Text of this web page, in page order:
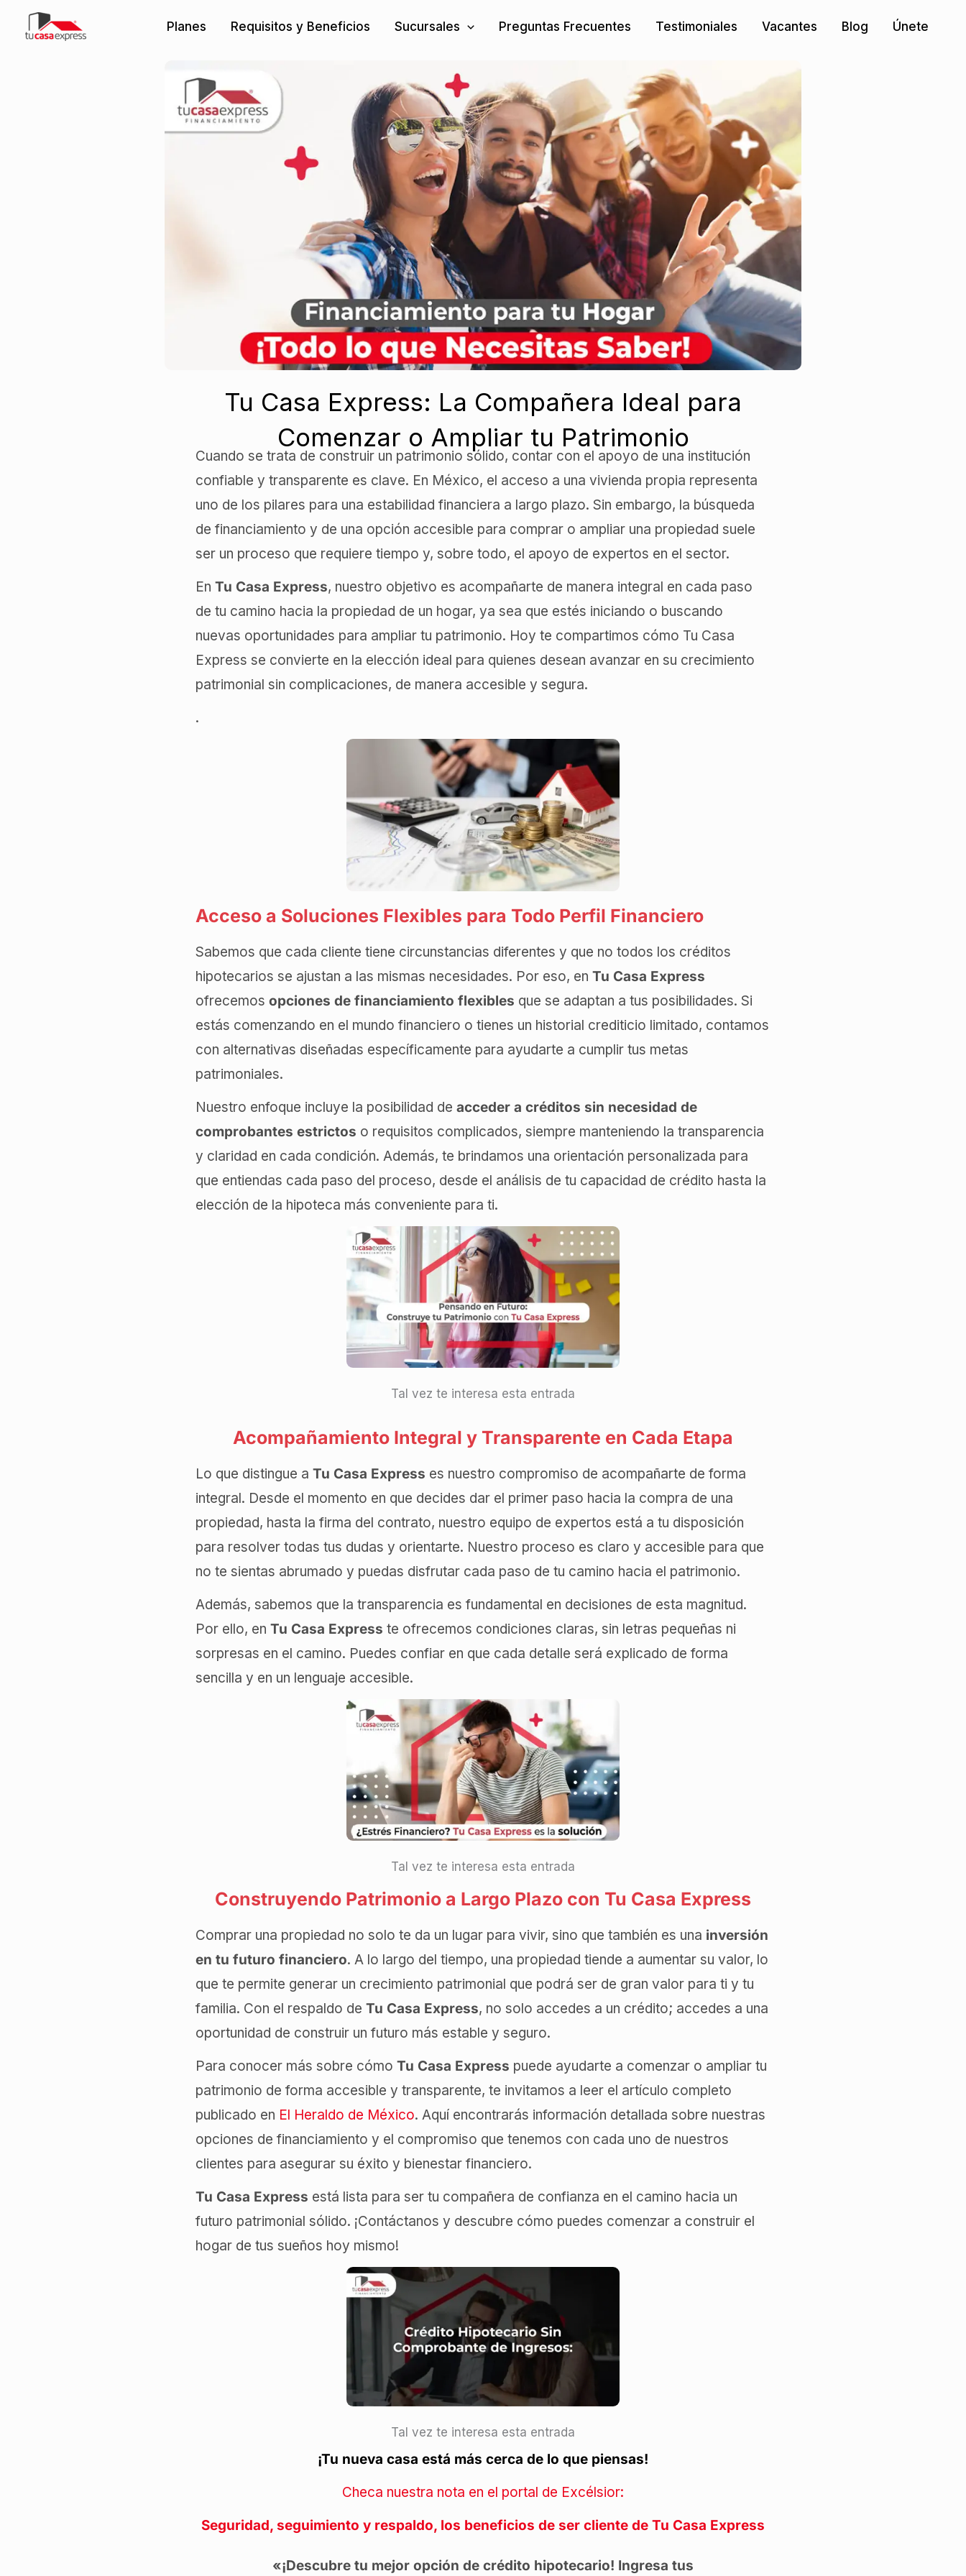
Planes Requisitos y Beneficios Sucursales Preguntas Frecuentes Testimoniales Vacantes Blog Únete
Tu Casa Express: La Compañera Ideal para
Comenzar o Ampliar tu Patrimonio
Cuando se trata de construir un patrimonio sólido, contar con el apoyo de una institución
confiable y transparente es clave. En México, el acceso a una vivienda propia representa
uno de los pilares para una estabilidad financiera a largo plazo. Sin embargo, la búsqueda
de financiamiento y de una opción accesible para comprar o ampliar una propiedad suele
ser un proceso que requiere tiempo y, sobre todo, el apoyo de expertos en el sector.
En Tu Casa Express, nuestro objetivo es acompañarte de manera integral en cada paso
de tu camino hacia la propiedad de un hogar, ya sea que estés iniciando o buscando
nuevas oportunidades para ampliar tu patrimonio. Hoy te compartimos cómo Tu Casa
Express se convierte en la elección ideal para quienes desean avanzar en su crecimiento
patrimonial sin complicaciones, de manera accesible y segura.
.
Acceso a Soluciones Flexibles para Todo Perfil Financiero
Sabemos que cada cliente tiene circunstancias diferentes y que no todos los créditos
hipotecarios se ajustan a las mismas necesidades. Por eso, en Tu Casa Express
ofrecemos opciones de financiamiento flexibles que se adaptan a tus posibilidades. Si
estás comenzando en el mundo financiero o tienes un historial crediticio limitado, contamos
con alternativas diseñadas específicamente para ayudarte a cumplir tus metas
patrimoniales.
Nuestro enfoque incluye la posibilidad de acceder a créditos sin necesidad de
comprobantes estrictos o requisitos complicados, siempre manteniendo la transparencia
y claridad en cada condición. Además, te brindamos una orientación personalizada para
que entiendas cada paso del proceso, desde el análisis de tu capacidad de crédito hasta la
elección de la hipoteca más conveniente para ti.
Tal vez te interesa esta entrada
Acompañamiento Integral y Transparente en Cada Etapa
Lo que distingue a Tu Casa Express es nuestro compromiso de acompañarte de forma
integral. Desde el momento en que decides dar el primer paso hacia la compra de una
propiedad, hasta la firma del contrato, nuestro equipo de expertos está a tu disposición
para resolver todas tus dudas y orientarte. Nuestro proceso es claro y accesible para que
no te sientas abrumado y puedas disfrutar cada paso de tu camino hacia el patrimonio.
Además, sabemos que la transparencia es fundamental en decisiones de esta magnitud.
Por ello, en Tu Casa Express te ofrecemos condiciones claras, sin letras pequeñas ni
sorpresas en el camino. Puedes confiar en que cada detalle será explicado de forma
sencilla y en un lenguaje accesible.
Tal vez te interesa esta entrada
Construyendo Patrimonio a Largo Plazo con Tu Casa Express
Comprar una propiedad no solo te da un lugar para vivir, sino que también es una inversión
en tu futuro financiero. A lo largo del tiempo, una propiedad tiende a aumentar su valor, lo
que te permite generar un crecimiento patrimonial que podrá ser de gran valor para ti y tu
familia. Con el respaldo de Tu Casa Express, no solo accedes a un crédito; accedes a una
oportunidad de construir un futuro más estable y seguro.
Para conocer más sobre cómo Tu Casa Express puede ayudarte a comenzar o ampliar tu
patrimonio de forma accesible y transparente, te invitamos a leer el artículo completo
publicado en El Heraldo de México. Aquí encontrarás información detallada sobre nuestras
opciones de financiamiento y el compromiso que tenemos con cada uno de nuestros
clientes para asegurar su éxito y bienestar financiero.
Tu Casa Express está lista para ser tu compañera de confianza en el camino hacia un
futuro patrimonial sólido. ¡Contáctanos y descubre cómo puedes comenzar a construir el
hogar de tus sueños hoy mismo!
Tal vez te interesa esta entrada
¡Tu nueva casa está más cerca de lo que piensas!
Checa nuestra nota en el portal de Excélsior:
Seguridad, seguimiento y respaldo, los beneficios de ser cliente de Tu Casa Express
«¡Descubre tu mejor opción de crédito hipotecario! Ingresa tus